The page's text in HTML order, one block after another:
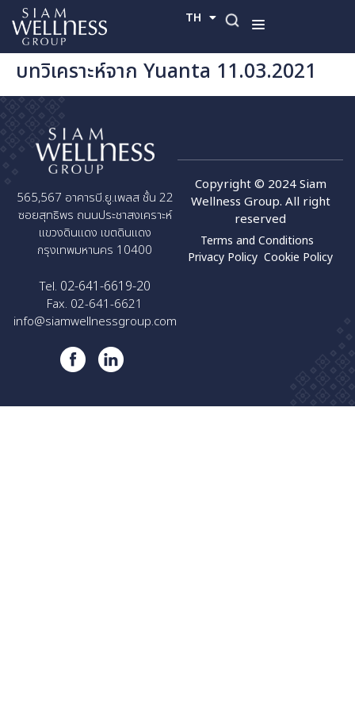
TH
EN
บทวิเคราะห์จาก Yuanta 11.03.2021
565,567 อาคารบี.ยู.เพลส ชั้น 22
ซอยสุทธิพร ถนนประชาสงเคราะห์
แขวงดินแดง เขตดินแดง
กรุงเทพมหานคร 10400
Tel. 02-641-6619-20
Fax. 02-641-6621
info@siamwellnessgroup.com
Copyright © 2024 Siam
Wellness Group. All right
reserved
Terms and Conditions
Privacy Policy Cookie Policy